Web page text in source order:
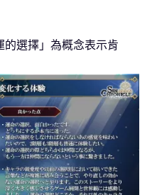
選擇」為概念表示肯